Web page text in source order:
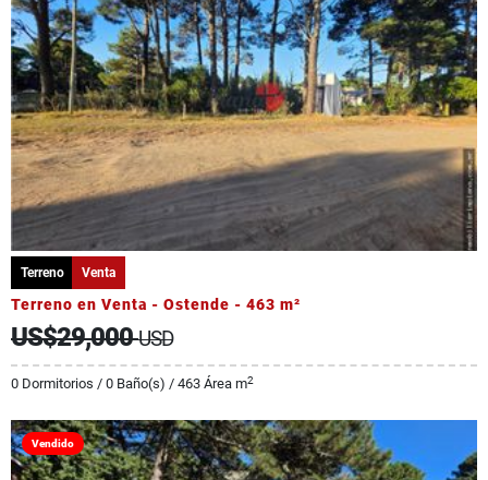
Terreno Venta
Terreno en Venta - Ostende - 463 m²
US$29,000USD
0 Dormitorios / 0 Baño(s) / 463 Área m2
Vendido